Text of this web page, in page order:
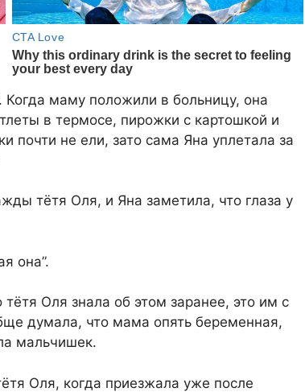
маму положили в больницу, она
в термосе, пирожки с картошкой и
не ели, зато сама Яна уплетала за
тётя Оля, и Яна заметила, что глаза у
она”.
Оля знала об этом заранее, это им с
думала, что мама опять беременная,
мальчишек.
Оля, когда приезжала уже после